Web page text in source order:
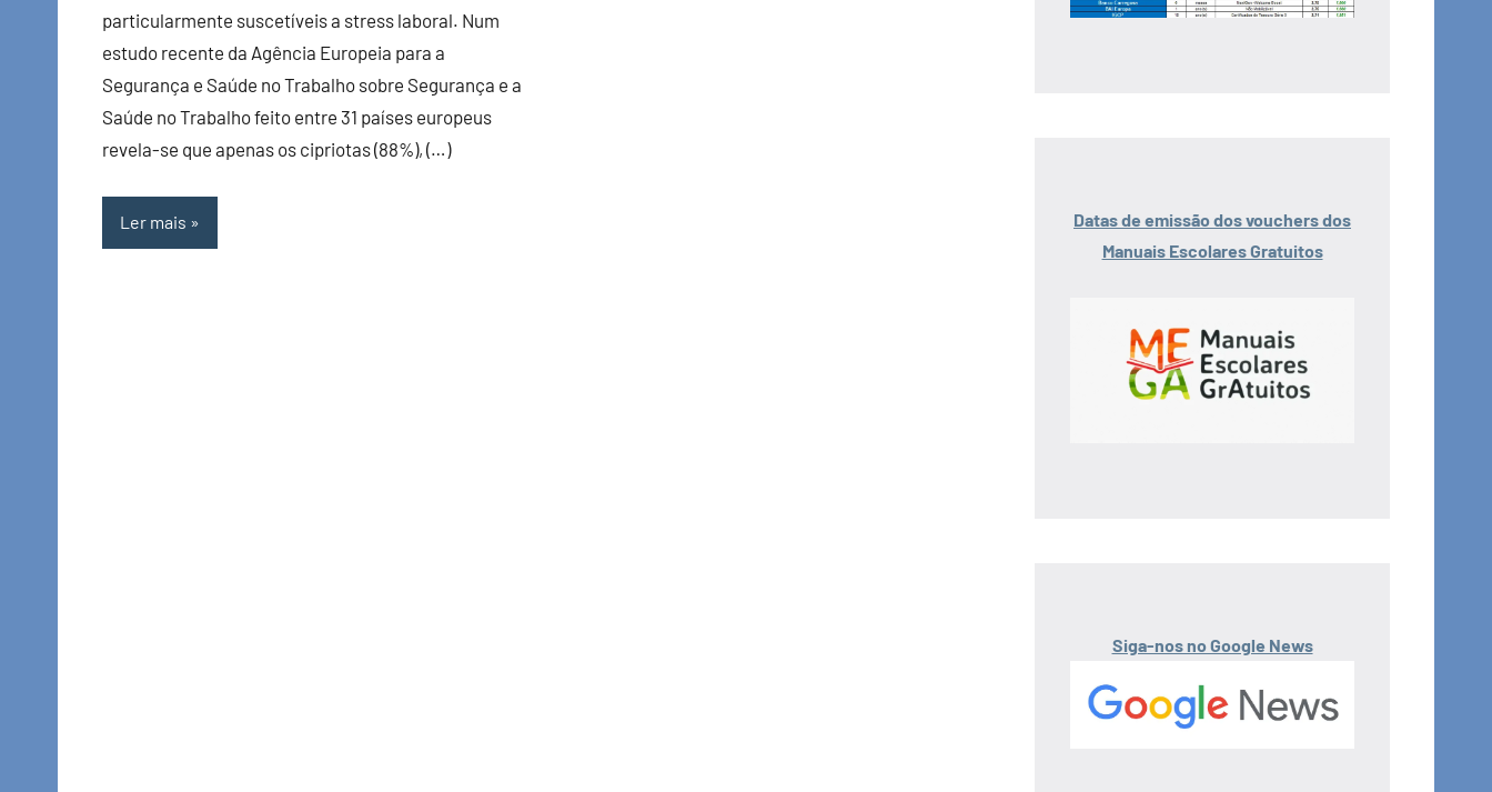
particularmente suscetíveis a stress laboral. Num
estudo recente da Agência Europeia para a
Segurança e Saúde no Trabalho sobre Segurança e a
Saúde no Trabalho feito entre 31 países europeus
revela-se que apenas os cipriotas (88%), (…)
Ler mais
Datas de emissão dos vouchers dos
Manuais Escolares Gratuitos
Siga-nos no Google News